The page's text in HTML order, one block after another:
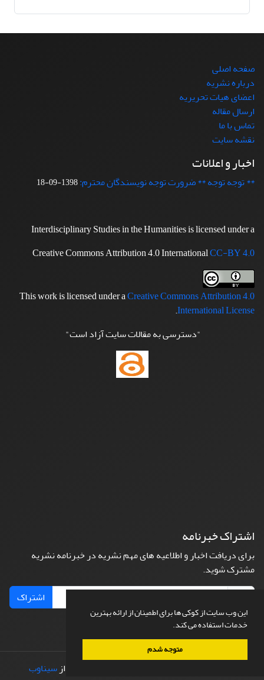
این وب سایت از کوکی ها برای اطمینان از ارائه بهترین
خدمات استفاده می کند.
متوجه شدم
صفحه اصلی
درباره نشریه
اعضای هیات تحریریه
ارسال مقاله
تماس با ما
نقشه سایت
اخبار و اعلانات
** توجه توجه ** ضرورت توجه نویسندگان محترم:1398-09-18
Interdisciplinary Studies in the Humanities is licensed under a
Creative Commons Attribution 4.0 InternationalCC-BY 4.0
This work is licensed under aCreative Commons Attribution 4.0
International License
.
"دسترسی به مقالات سایت آزاد است"
اشتراک خبرنامه
برای دریافت اخبار و اطلاعیه های مهم نشریه در خبرنامه نشریه
مشترک شوید.
اشتراک
طراحی و پیاده سازی از سیناوب